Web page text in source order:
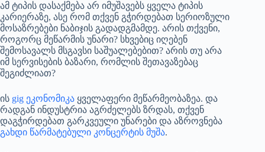
ამ ტიპის დასაქმება არ იმუშავებს ყველა ტიპის
კარიერაზე, ასე რომ თქვენ გჭირდებათ სერიოზული
მოსაზრებები ნაბიჯის გადადგმამდე. არის თქვენი,
როგორც მეწარმის უნარი? სხვებიც იღებენ
შემოსავალს მსგავსი საშუალებებით? არის თუ არა
იმ სერვისების ბაზარი, რომლის შეთავაზებაც
შეგიძლიათ?
ის gig ეკონომიკა ყველაფერი მეწარმეობაზეა. და
რადგან ინდუსტრია აგრძელებს ზრდას, თქვენ
დაგჭირდებათ გარკვეული უნარები და აზროვნება
გახდი წარმატებული კონცერტის მუშა.